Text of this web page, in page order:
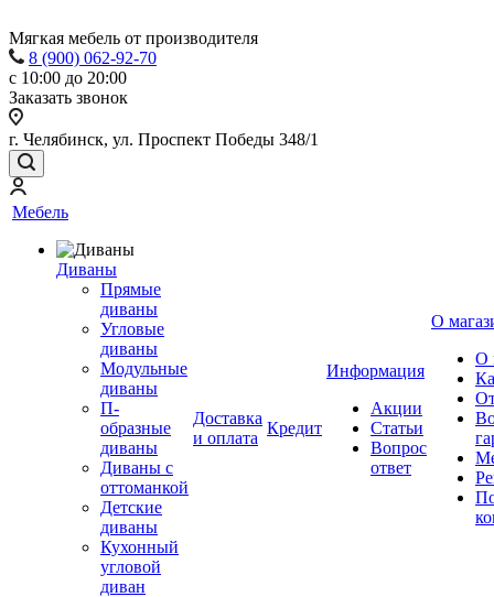
Мягкая мебель от производителя
8 (900) 062-92-70
с 10:00 до 20:00
Заказать звонок
г. Челябинск, ул. Проспект Победы 348/1
Мебель
Диваны
Прямые
диваны
Угловые
диваны
Модульные
диваны
П-
образные
диваны
Диваны с
оттоманкой
Детские
диваны
Кухонный
угловой
диван
Доставка
и оплата
Кредит
Информация
Акции
Статьи
Вопрос
ответ
О
О